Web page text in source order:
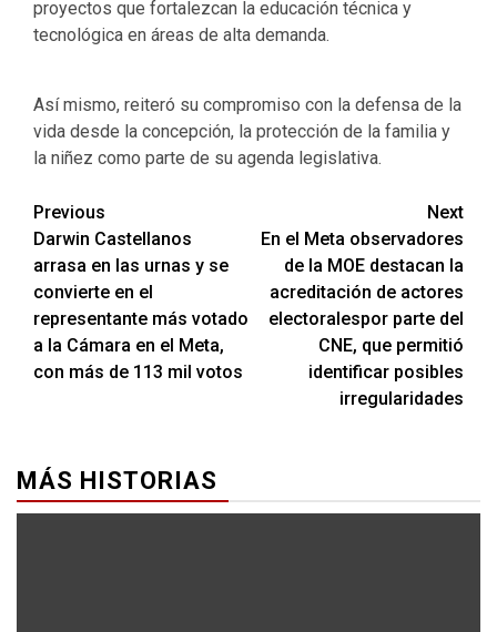
proyectos que fortalezcan la educación técnica y
tecnológica en áreas de alta demanda.
Así mismo, reiteró su compromiso con la defensa de la
vida desde la concepción, la protección de la familia y
la niñez como parte de su agenda legislativa.
Previous
Darwin Castellanos
arrasa en las urnas y se
convierte en el
representante más votado
a la Cámara en el Meta,
con más de 113 mil votos
Next
En el Meta observadores
de la MOE destacan la
acreditación de actores
electoralespor parte del
CNE, que permitió
identificar posibles
irregularidades
MÁS HISTORIAS